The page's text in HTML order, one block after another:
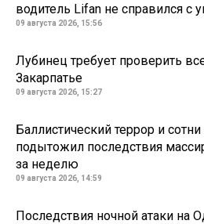
водитель Lifan не справился с
09 августа 2026, 15:56
Лубинец требует проверить
Закарпатье
09 августа 2026, 15:27
Баллистический террор и
подытожил последствия
за неделю
09 августа 2026, 14:59
Последствия ночной атаки на